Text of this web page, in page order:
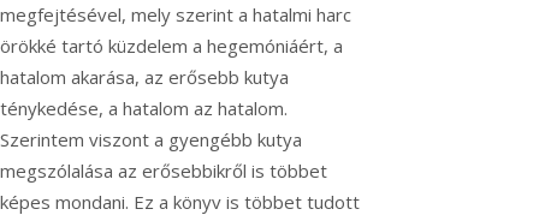
megfejtésével, mely szerint a hatalmi harc
örökké tartó küzdelem a hegemóniáért, a
hatalom akarása, az erősebb kutya
ténykedése, a hatalom az hatalom.
Szerintem viszont a gyengébb kutya
megszólalása az erősebbikről is többet
képes mondani. Ez a könyv is többet tudott